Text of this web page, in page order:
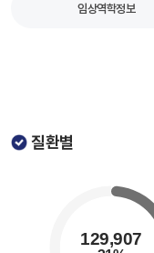
임상역학정보
질환별